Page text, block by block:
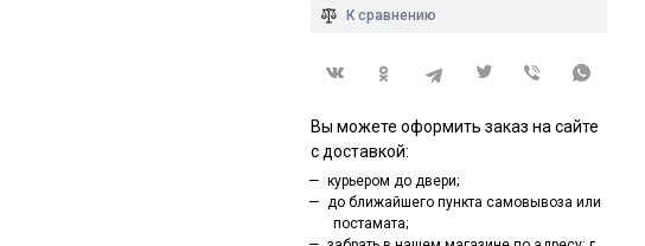
К сравнению
Вы можете оформить заказ на сайте
с доставкой:
курьером до двери;
до ближайшего пункта самовывоза или
постамата;